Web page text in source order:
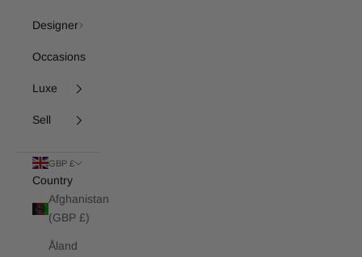
Designer
Occasions
Luxe
Sell
GBP £
Country
Afghanistan
(GBP £)
Åland